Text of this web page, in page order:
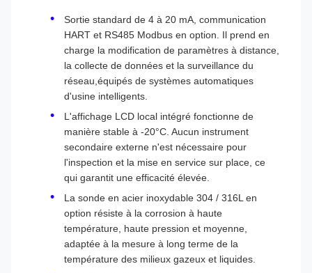
Sortie standard de 4 à 20 mA, communication
HART et RS485 Modbus en option. Il prend en
charge la modification de paramètres à distance,
la collecte de données et la surveillance du
réseau,équipés de systèmes automatiques
d'usine intelligents.
L'affichage LCD local intégré fonctionne de
manière stable à -20°C. Aucun instrument
secondaire externe n'est nécessaire pour
l'inspection et la mise en service sur place, ce
qui garantit une efficacité élevée.
La sonde en acier inoxydable 304 / 316L en
option résiste à la corrosion à haute
température, haute pression et moyenne,
adaptée à la mesure à long terme de la
température des milieux gazeux et liquides.